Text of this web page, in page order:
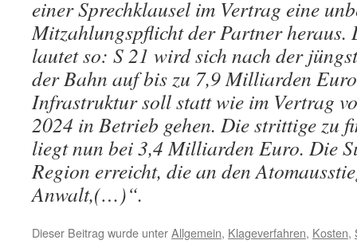
einer Sprechklausel im Vertrag eine
Mitzahlungspflicht der Partner heraus.
lautet so: S 21 wird sich nach der
der Bahn auf bis zu 7,9 Milliarden
Infrastruktur soll statt wie im Vertrag
2024 in Betrieb gehen. Die strittige zu
liegt nun bei 3,4 Milliarden Euro. Die
Region erreicht, die an den
Anwalt,(…)“.
Dieser Beitrag wurde unterAllgemein, Klageverfahren, Kosten,